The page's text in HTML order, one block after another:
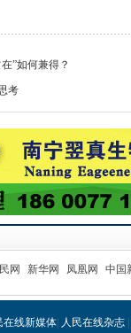
”如何兼得？
考
网 新华网 凤凰网 中国
在线新媒体| 人民在线杂志|